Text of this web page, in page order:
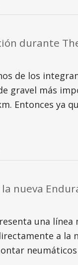
durante
de los
gravel más
Entonces ya
nueva
una
a la